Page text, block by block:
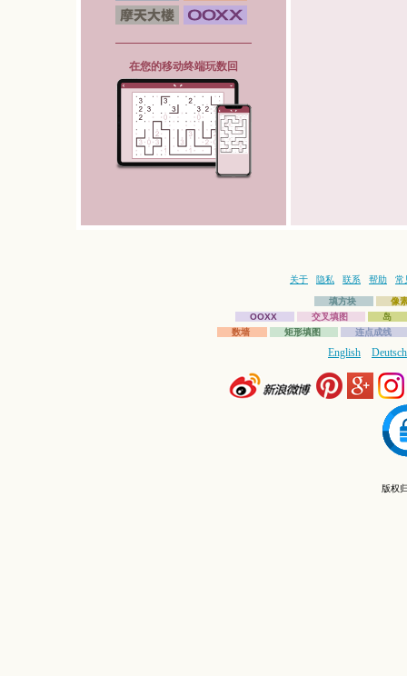
在您的移动终端玩数回
关于 隐私 联系 帮助 常
填方块
像
OOXX
交叉填图
岛
数墙
矩形填图 连点成线
English Deutsch
版权